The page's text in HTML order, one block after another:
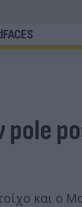
FACES
pole
και ο